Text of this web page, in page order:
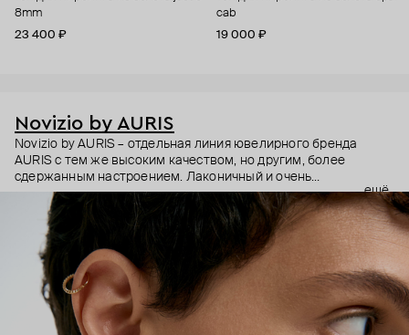
8mm
23 400 ₽
cab
19 000 ₽
Novizio by AURIS
Novizio by AURIS – отдельная линия ювелирного бренда
AURIS с тем же высоким качеством, но другим, более
сдержанным настроением. Лаконичный и очень
ненавязчивый дизайн, качественные материалы и высокие
технологии производства – этот пирсинг становится
практически продолжением тела, так, чтобы носить было
безопасно и комфортно в любой ситуации.
ещё